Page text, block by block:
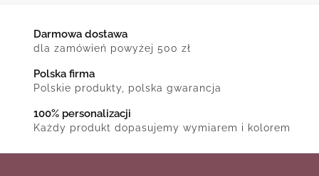
Darmowa dostawa
dla zamówień powyżej 500 zł
Polska firma
Polskie produkty, polska gwarancja
100% personalizacji
Każdy produkt dopasujemy wymiarem i kolorem